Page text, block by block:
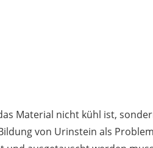
Material nicht kühl ist,
von Urinstein als